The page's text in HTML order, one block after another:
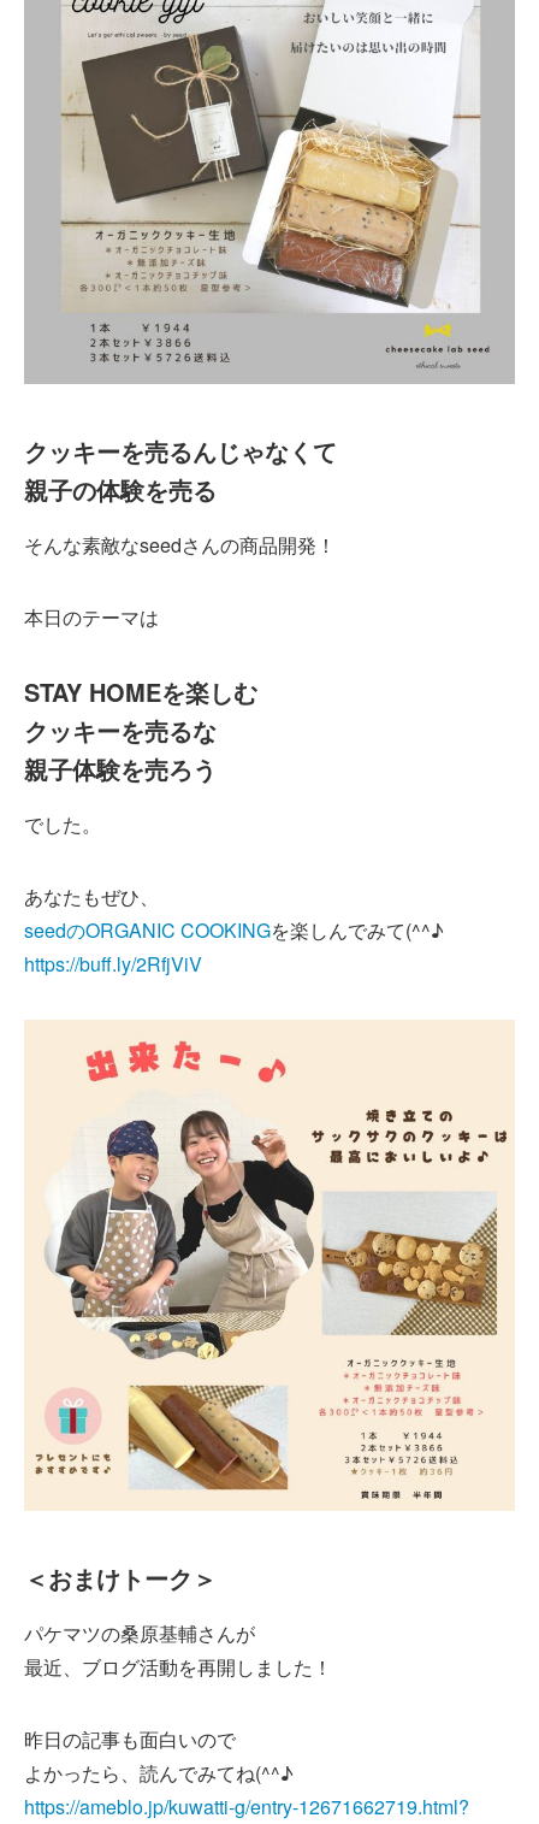
クッキーを売るんじゃなくて
親子の体験を売る
そんな素敵なseedさんの商品開発！
本日のテーマは
STAY HOMEを楽しむ
クッキーを売るな
親子体験を売ろう
でした。
あなたもぜひ、
seedのORGANIC COOKINGを楽しんでみて(^^♪
https://buff.ly/2RfjViV
＜おまけトーク＞
パケマツの桑原基輔さんが
最近、ブログ活動を再開しました！
昨日の記事も面白いので
よかったら、読んでみてね(^^♪
https://ameblo.jp/kuwatti-g/entry-12671662719.html?